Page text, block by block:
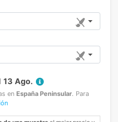
13 Ago.
en España Peninsular. Para